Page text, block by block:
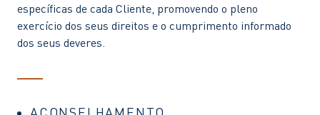
específicas de cada Cliente, promovendo o pleno
exercício dos seus direitos e o cumprimento informado
dos seus deveres.